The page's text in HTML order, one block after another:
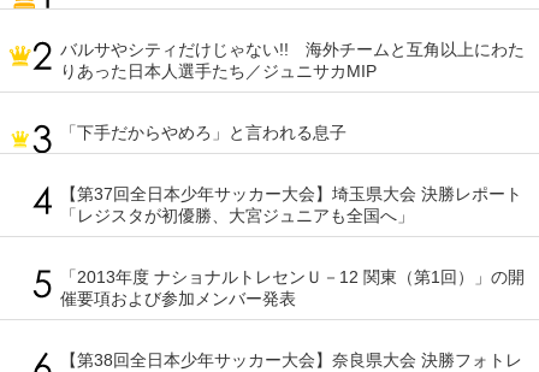
バルサやシティだけじゃない!! 海外チームと互角以上にわた
りあった日本人選手たち／ジュニサカMIP
「下手だからやめろ」と言われる息子
【第37回全日本少年サッカー大会】埼玉県大会 決勝レポート
「レジスタが初優勝、大宮ジュニアも全国へ」
「2013年度 ナショナルトレセンＵ－12 関東（第1回）」の開
催要項および参加メンバー発表
【第38回全日本少年サッカー大会】奈良県大会 決勝フォトレ